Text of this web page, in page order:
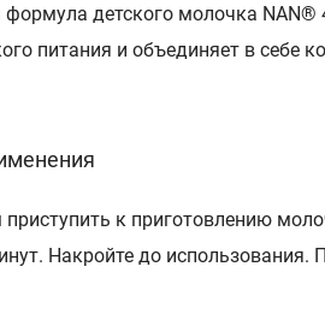
формула детского молочка
питания и объединяет в
к приготовлению
Накройте до использования.